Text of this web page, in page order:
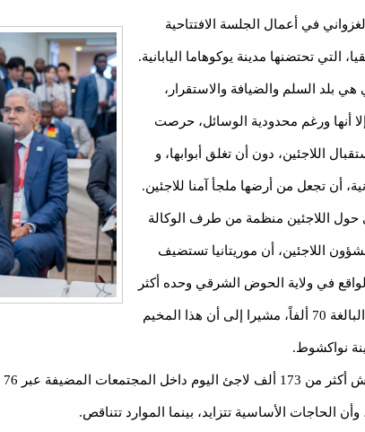
في أعمال الجلسة الافتتاحية
التي تحتضنها مدينة يوكوهاما اليابانية.
هي بلد السلم والضيافة والاستقرار،
أنها ورغم محدودية الوسائل، حرصت
اللاجئين، دون أن تغلق أبوابها، و
أن تجعل من أرضها ملجأ آمنا للاجئين.
اللاجئين منظمة من طرف الوكالة
اللاجئين، أن موريتانيا تستضيف
أمبيرا، الواقع في ولاية الحوض الشرقي وحده أكثر
من 120 ألف لاجئ، وهو ما يفوق قدرته الاستيعابية الأولية البالغة 70 ألفاً، مشيرا إلى أن هذا المخيم
نواكشوط.
الحاجات الأساسية تتزايد، بينما الموارد تتناقص.